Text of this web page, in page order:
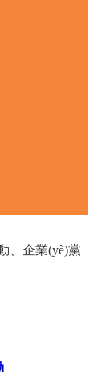
、企業(yè)黨